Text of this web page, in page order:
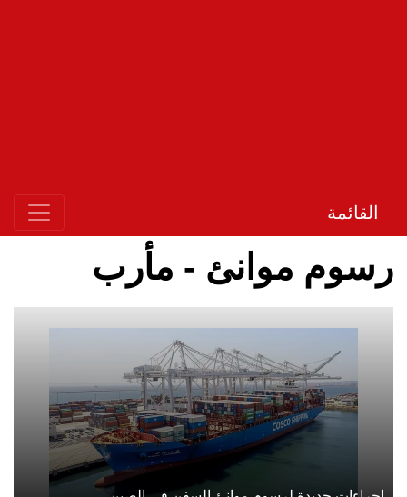
القائمة
رسوم موانئ - مأرب